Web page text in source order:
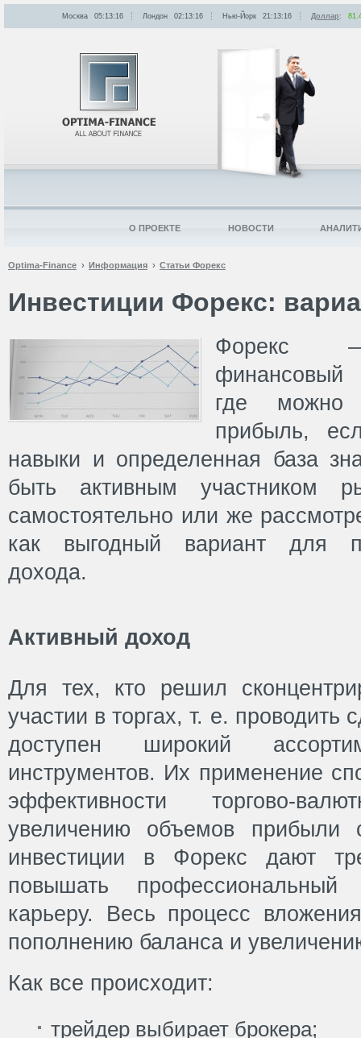
Optima-Finance Информация Статьи Форекс
Инвестиции Форекс:
Форекс —
где можно
прибыль,
навыки и определенная база
быть активным участником
самостоятельно или же
как выгодный вариант для
дохода.
Активный доход
Для тех, кто решил
участии в торгах, т. е. проводить
доступен широкий
инструментов. Их применение
эффективности торгово-
увеличению объемов прибыли
инвестиции в Форекс дают
повышать
карьеру. Весь процесс
пополнению баланса и
Как все происходит:
трейдер выбирает брокера;
Москва 05:13:16 Лондон 02:13:16 Нью-Йорк 21:13:16 Доллар:
О ПРОЕКТЕ НОВОСТИ